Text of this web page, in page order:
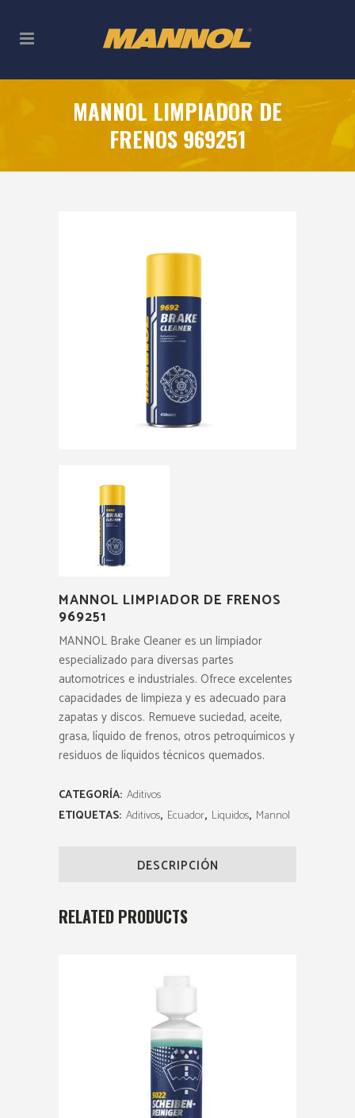
MANNOL LIMPIADOR DE
FRENOS 969251
MANNOL LIMPIADOR DE FRENOS
969251
MANNOL Brake Cleaner es un limpiador
especializado para diversas partes
automotrices e industriales. Ofrece excelentes
capacidades de limpieza y es adecuado para
zapatas y discos. Remueve suciedad, aceite,
grasa, líquido de frenos, otros petroquímicos y
residuos de líquidos técnicos quemados.
CATEGORÍA: Aditivos
ETIQUETAS: Aditivos, Ecuador, Liquidos, Mannol
DESCRIPCIÓN
RELATED PRODUCTS